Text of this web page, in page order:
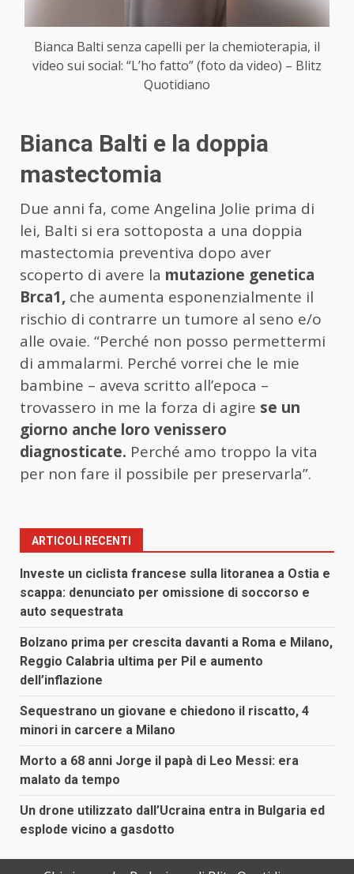
Bianca Balti senza capelli per la chemioterapia, il
video sui social: “L’ho fatto” (foto da video) – Blitz
Quotidiano
Bianca Balti e la doppia
mastectomia
Due anni fa, come Angelina Jolie prima di
lei, Balti si era sottoposta a una doppia
mastectomia preventiva dopo aver
scoperto di avere la mutazione genetica
Brca1, che aumenta esponenzialmente il
rischio di contrarre un tumore al seno e/o
alle ovaie. “Perché non posso permettermi
di ammalarmi. Perché vorrei che le mie
bambine – aveva scritto all’epoca –
trovassero in me la forza di agire se un
giorno anche loro venissero
diagnosticate. Perché amo troppo la vita
per non fare il possibile per preservarla”.
ARTICOLI RECENTI
Investe un ciclista francese sulla litoranea a Ostia e
scappa: denunciato per omissione di soccorso e
auto sequestrata
Bolzano prima per crescita davanti a Roma e Milano,
Reggio Calabria ultima per Pil e aumento
dell’inflazione
Sequestrano un giovane e chiedono il riscatto, 4
minori in carcere a Milano
Morto a 68 anni Jorge il papà di Leo Messi: era
malato da tempo
Un drone utilizzato dall’Ucraina entra in Bulgaria ed
esplode vicino a gasdotto